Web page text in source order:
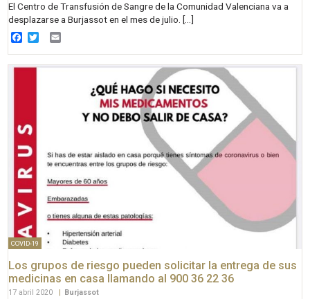
El Centro de Transfusión de Sangre de la Comunidad Valenciana va a
desplazarse a Burjassot en el mes de julio. […]
Facebook
Twitter
COVID-19
Los grupos de riesgo pueden solicitar la entrega de sus
medicinas en casa llamando al 900 36 22 36
17 abril 2020 | Burjassot